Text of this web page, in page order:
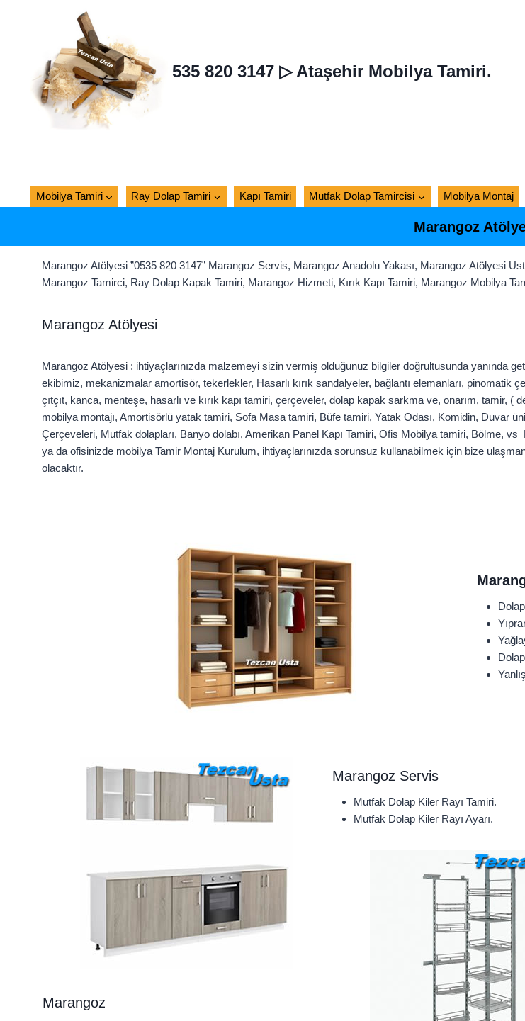
535 820 3147 ▷ Ataşehir Mobilya Tamiri.
Mobilya Tamiri Ray Dolap Tamiri Kapı Tamiri Mutfak Dolap Tamircisi Mobilya Montaj
Marangoz
Marangoz Atölyesi ”0535 820 3147” Marangoz Servis, Marangoz Anadolu Yakası, Marangoz Atölyesi
Marangoz Tamirci, Ray Dolap Kapak Tamiri, Marangoz Hizmeti, Kırık Kapı Tamiri, Marangoz Mobilya
Marangoz Atölyesi
Marangoz Atölyesi : ihtiyaçlarınızda malzemeyi sizin vermiş olduğunuz bilgiler doğrultusunda yanında
ekibimiz, mekanizmalar amortisör, tekerlekler, Hasarlı kırık sandalyeler, bağlantı elemanları, pinomatik
çıtçıt, kanca, menteşe, hasarlı ve kırık kapı tamiri, çerçeveler, dolap kapak sarkma ve, onarım, tamir, (
mobilya montajı, Amortisörlü yatak tamiri, Sofa Masa tamiri, Büfe tamiri, Yatak Odası, Komidin, Duvar
Çerçeveleri, Mutfak dolapları, Banyo dolabı, Amerikan Panel Kapı Tamiri, Ofis Mobilya tamiri, Bölme,
ya da ofisinizde mobilya Tamir Montaj Kurulum, ihtiyaçlarınızda sorunsuz kullanabilmek için bize
olacaktır.
Marangoz
Marangoz Servis
Mutfak Dolap Kiler Rayı Tamiri.
Mutfak Dolap Kiler Rayı Ayarı.